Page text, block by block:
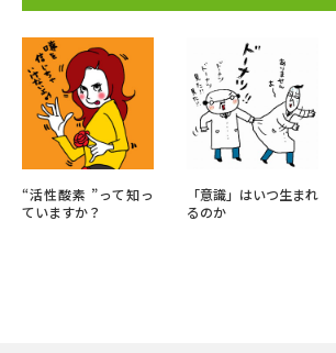
“活性酸素 ”って知っ
ていますか？
「意識」はいつ生まれ
るのか